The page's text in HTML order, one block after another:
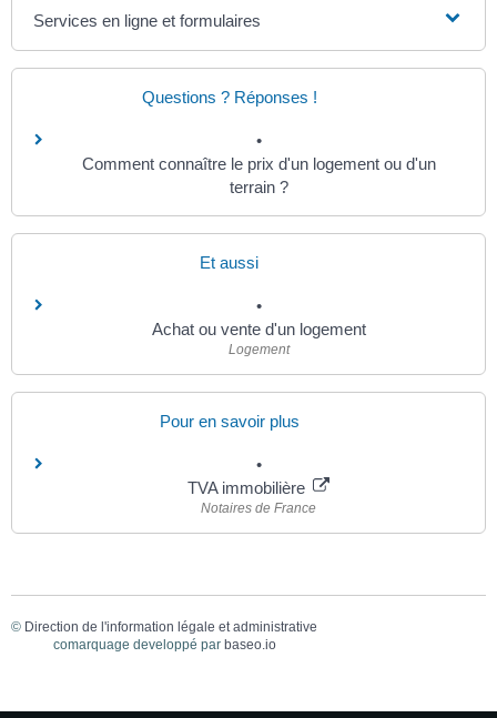
Services en ligne et formulaires
Questions ? Réponses !
Comment connaître le prix d'un logement ou d'un
terrain ?
Et aussi
Achat ou vente d'un logement
Logement
Pour en savoir plus
TVA immobilière
Notaires de France
© Direction de l'information légale et administrative
comarquage developpé par baseo.io